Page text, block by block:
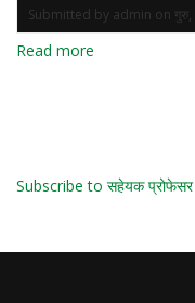
Submitted by admin on
Read more
Subscribe to सहेयक प्रोफेसर